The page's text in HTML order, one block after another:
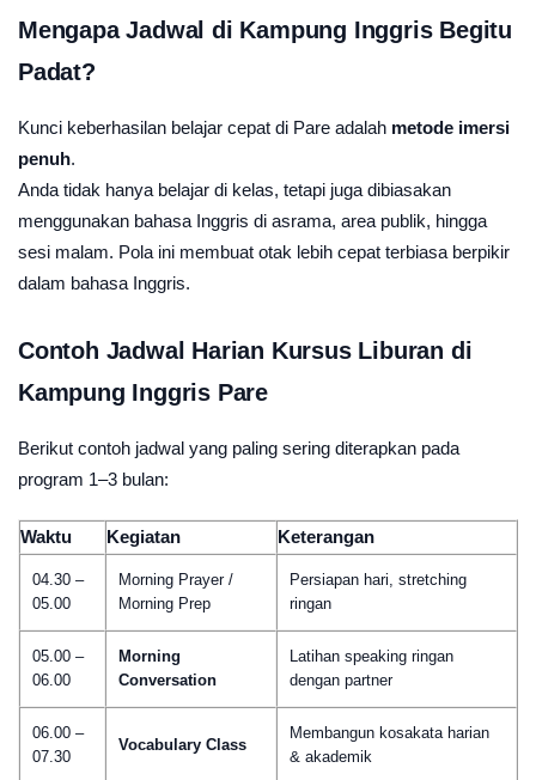
Mengapa Jadwal di Kampung Inggris Begitu
Padat?
Kunci keberhasilan belajar cepat di Pare adalah metode imersi
penuh.
Anda tidak hanya belajar di kelas, tetapi juga dibiasakan
menggunakan bahasa Inggris di asrama, area publik, hingga
sesi malam. Pola ini membuat otak lebih cepat terbiasa berpikir
dalam bahasa Inggris.
Contoh Jadwal Harian Kursus Liburan di
Kampung Inggris Pare
Berikut contoh jadwal yang paling sering diterapkan pada
program 1–3 bulan:
Waktu Kegiatan Keterangan
04.30 –
05.00
Morning Prayer /
Morning Prep
Persiapan hari, stretching
ringan
05.00 –
06.00
Morning
Conversation
Latihan speaking ringan
dengan partner
06.00 –
07.30
Vocabulary Class
Membangun kosakata harian
& akademik